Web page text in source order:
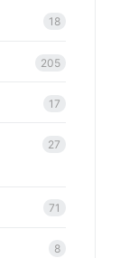
18
205
17
27
71
8